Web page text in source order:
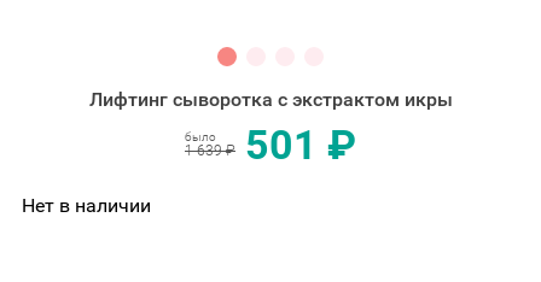
Лифтинг сыворотка с экстрактом икры
было
1 639 ₽ 501 ₽
Нет в наличии